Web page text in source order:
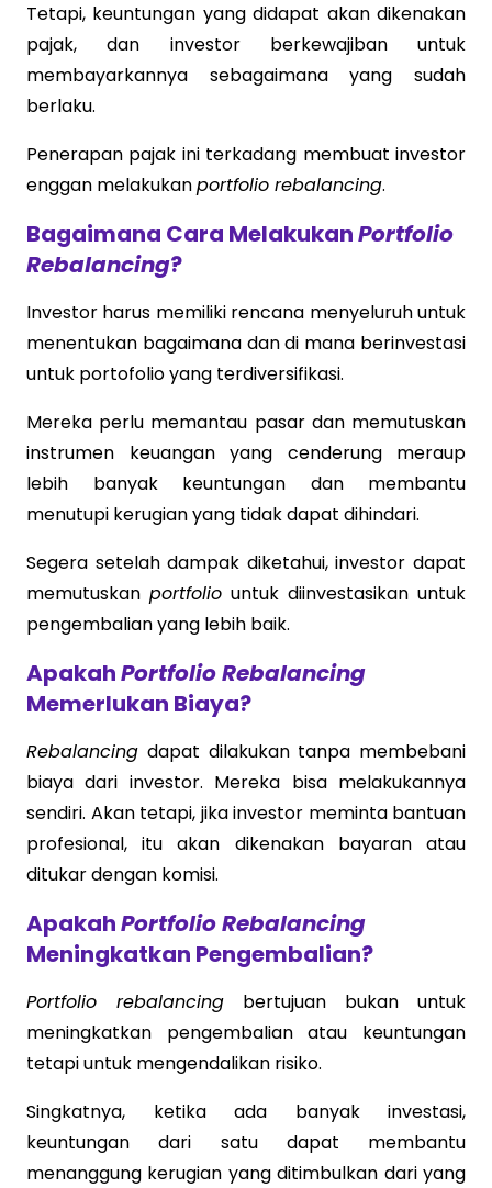
Tetapi, keuntungan yang didapat akan dikenakan
pajak, dan investor berkewajiban untuk
membayarkannya sebagaimana yang sudah
berlaku.
Penerapan pajak ini terkadang membuat investor
enggan melakukanportfolio rebalancing.
Bagaimana Cara MelakukanPortfolio
Rebalancing?
Investor harus memiliki rencana menyeluruh untuk
menentukan bagaimana dan di mana berinvestasi
untuk portofolio yang terdiversifikasi.
Mereka perlu memantau pasar dan memutuskan
instrumen keuangan yang cenderung meraup
lebih banyak keuntungan dan membantu
menutupi kerugian yang tidak dapat dihindari.
Segera setelah dampak diketahui, investor dapat
memutuskan portfolio untuk diinvestasikan untuk
pengembalian yang lebih baik.
ApakahPortfolio Rebalancing
Memerlukan Biaya?
Rebalancing dapat dilakukan tanpa membebani
biaya dari investor. Mereka bisa melakukannya
sendiri. Akan tetapi, jika investor meminta bantuan
profesional, itu akan dikenakan bayaran atau
ditukar dengan komisi.
ApakahPortfolio Rebalancing
Meningkatkan Pengembalian?
Portfolio rebalancing bertujuan bukan untuk
meningkatkan pengembalian atau keuntungan
tetapi untuk mengendalikan risiko.
Singkatnya, ketika ada banyak investasi,
keuntungan dari satu dapat membantu
menanggung kerugian yang ditimbulkan dari yang